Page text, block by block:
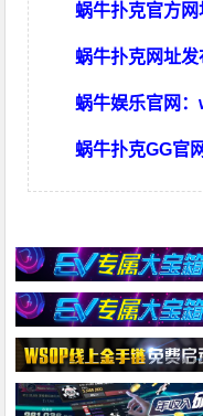
蜗牛扑克官方网
蜗牛扑克网址
蜗牛娱乐官网：
蜗牛扑克GG官